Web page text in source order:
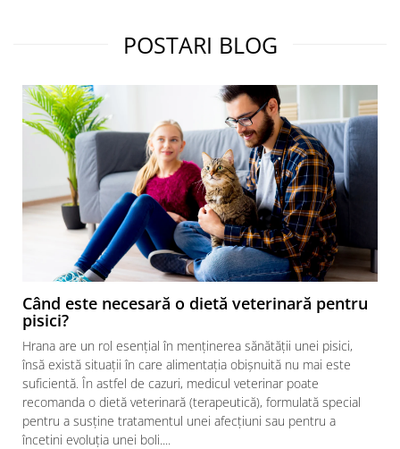
treia comanda recomand cu
mult drag !
POSTARI BLOG
Când este necesară o dietă veterinară pentru
pisici?
Hrana are un rol esențial în menținerea sănătății unei pisici,
însă există situații în care alimentația obișnuită nu mai este
suficientă. În astfel de cazuri, medicul veterinar poate
recomanda o dietă veterinară (terapeutică), formulată special
pentru a susține tratamentul unei afecțiuni sau pentru a
încetini evoluția unei boli....